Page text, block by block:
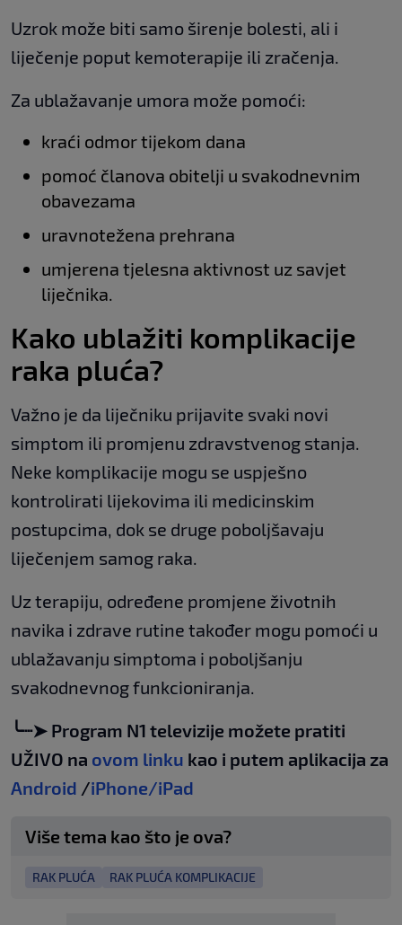
Uzrok može biti samo širenje bolesti, ali i
liječenje poput kemoterapije ili zračenja.
Za ublažavanje umora može pomoći:
kraći odmor tijekom dana
pomoć članova obitelji u svakodnevnim
obavezama
uravnotežena prehrana
umjerena tjelesna aktivnost uz savjet
liječnika.
Kako ublažiti komplikacije
raka pluća?
Važno je da liječniku prijavite svaki novi
simptom ili promjenu zdravstvenog stanja.
Neke komplikacije mogu se uspješno
kontrolirati lijekovima ili medicinskim
postupcima, dok se druge poboljšavaju
liječenjem samog raka.
Uz terapiju, određene promjene životnih
navika i zdrave rutine također mogu pomoći u
ublažavanju simptoma i poboljšanju
svakodnevnog funkcioniranja.
╰┈➤ Program N1 televizije možete pratiti
UŽIVO na ovom linku kao i putem aplikacija za
Android /iPhone/iPad
Više tema kao što je ova?
RAK PLUĆA RAK PLUĆA KOMPLIKACIJE